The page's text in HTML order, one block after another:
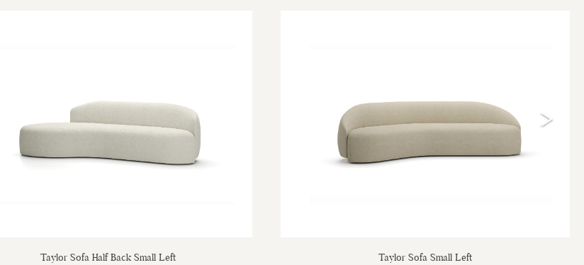
Taylor Sofa Half Back Small Left Taylor Sofa Small Left